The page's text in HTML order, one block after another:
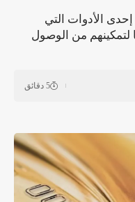
عتبر بطاقات الدفع Payment cards إحدى الأدوات التي
لتمكينهم من الوصول
5 دقائق